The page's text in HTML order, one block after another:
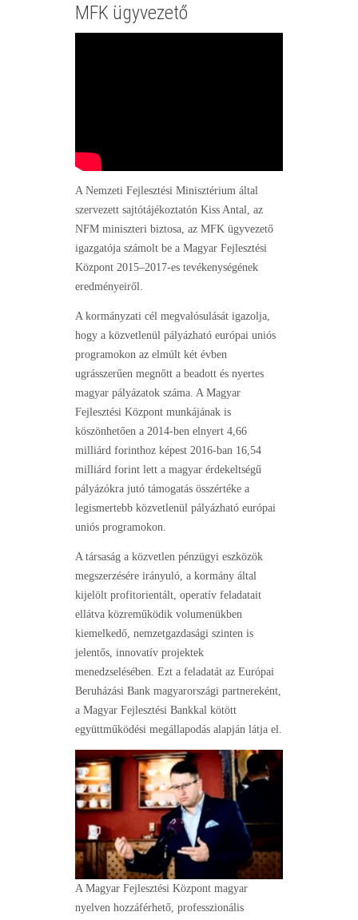
MFK ügyvezető
A Nemzeti Fejlesztési Minisztérium által
szervezett sajtótájékoztatón Kiss Antal, az
NFM miniszteri biztosa, az MFK ügyvezető
igazgatója számolt be a Magyar Fejlesztési
Központ 2015–2017-es tevékenységének
eredményeiről.
A kormányzati cél megvalósulását igazolja,
hogy a közvetlenül pályázható európai uniós
programokon az elmúlt két évben
ugrásszerűen megnőtt a beadott és nyertes
magyar pályázatok száma. A Magyar
Fejlesztési Központ munkájának is
köszönhetően a 2014-ben elnyert 4,66
milliárd forinthoz képest 2016-ban 16,54
milliárd forint lett a magyar érdekeltségű
pályázókra jutó támogatás összértéke a
legismertebb közvetlenül pályázható európai
uniós programokon.
A társaság a közvetlen pénzügyi eszközök
megszerzésére irányuló, a kormány által
kijelölt profitorientált, operatív feladatait
ellátva közreműködik volumenükben
kiemelkedő, nemzetgazdasági szinten is
jelentős, innovatív projektek
menedzselésében. Ezt a feladatát az Európai
Beruházási Bank magyarországi partnereként,
a Magyar Fejlesztési Bankkal kötött
együttműködési megállapodás alapján látja el.
A Magyar Fejlesztési Központ magyar
nyelven hozzáférhető, professzionális